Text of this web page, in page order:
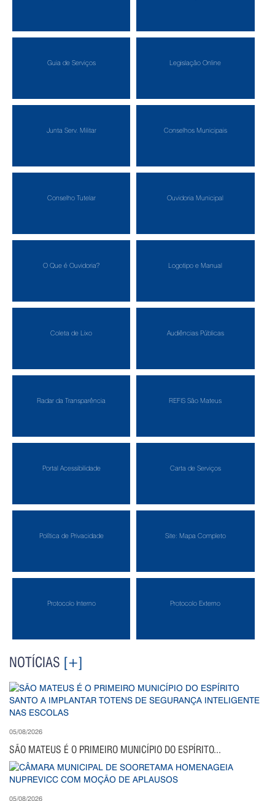
Guia de Serviços Legislação Online
Junta Serv. Militar Conselhos Municipais
Conselho Tutelar Ouvidoria Municipal
O Que é Ouvidoria? Logotipo e Manual
Coleta de Lixo Audiências Públicas
Radar da Transparência REFIS São Mateus
Portal Acessibilidade Carta de Serviços
Política de Privacidade Site: Mapa Completo
Protocolo Interno Protocolo Externo
NOTÍCIAS [+]
05/08/2026
SÃO MATEUS É O PRIMEIRO MUNICÍPIO DO ESPÍRITO...
05/08/2026